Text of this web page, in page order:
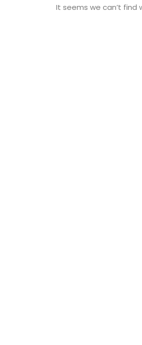
It seems we can’t find